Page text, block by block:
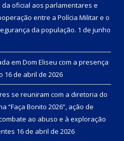
oficial aos parlamentares e
entre a Polícia Militar e o
da população. 1 de junho
em Dom Eliseu com a presença
16 de abril de 2026
se reuniram com a diretoria do
“Faça Bonito 2026”, ação de
ao abuso e à exploração
16 de abril de 2026